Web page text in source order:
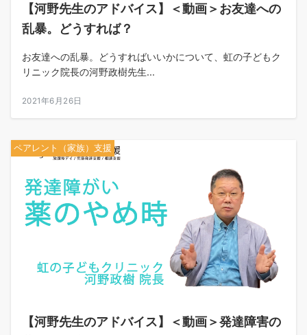
【河野先生のアドバイス】＜動画＞お友達への
乱暴。どうすれば？
お友達への乱暴。どうすればいいかについて、虹の子どもク
リニック院長の河野政樹先生...
2021年6月26日
ペアレント（家族）支援
【河野先生のアドバイス】＜動画＞発達障害の